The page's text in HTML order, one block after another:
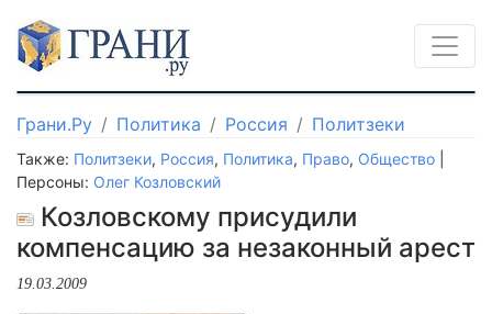
Грани.Ру Политика Россия Политзеки
Также: Политзеки, Россия, Политика, Право, Общество
Персоны: Олег Козловский
Козловскому присудили
компенсацию за незаконный арест
19.03.2009